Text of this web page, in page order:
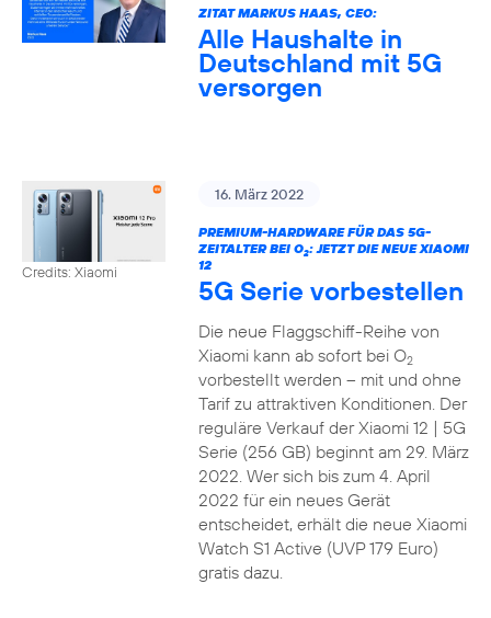
ZITAT MARKUS HAAS, CEO:
Alle Haushalte in
Deutschland mit 5G
versorgen
Credits: Xiaomi
16. März 2022
PREMIUM-HARDWARE FÜR DAS 5G-
ZEITALTER BEI O2: JETZT DIE NEUE XIAOMI
12
5G Serie vorbestellen
Die neue Flaggschiff-Reihe von
Xiaomi kann ab sofort bei O2
vorbestellt werden – mit und ohne
Tarif zu attraktiven Konditionen. Der
reguläre Verkauf der Xiaomi 12 | 5G
Serie (256 GB) beginnt am 29. März
2022. Wer sich bis zum 4. April
2022 für ein neues Gerät
entscheidet, erhält die neue Xiaomi
Watch S1 Active (UVP 179 Euro)
gratis dazu.